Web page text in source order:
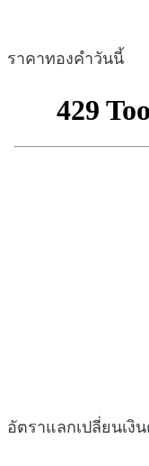
ราคาทองคำวันนี้
อัตราแลกเปลี่ยนเงิ